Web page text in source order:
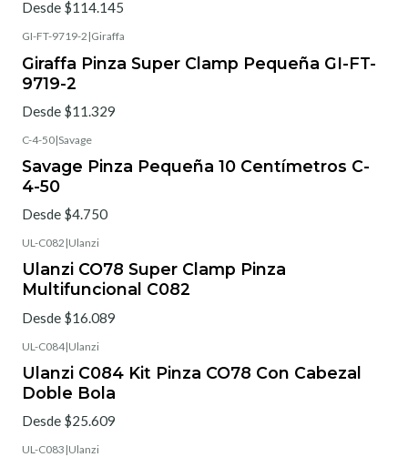
Desde $114.145
GI-FT-9719-2 |Giraffa
Giraffa Pinza Super Clamp Pequeña GI-FT-
9719-2
Desde $11.329
C-4-50|Savage
Savage Pinza Pequeña 10 Centímetros C-
4-50
Desde $4.750
UL-C082 |Ulanzi
Ulanzi CO78 Super Clamp Pinza
Multifuncional C082
Desde $16.089
UL-C084|Ulanzi
Ulanzi C084 Kit Pinza CO78 Con Cabezal
Doble Bola
Desde $25.609
UL-C083 |Ulanzi